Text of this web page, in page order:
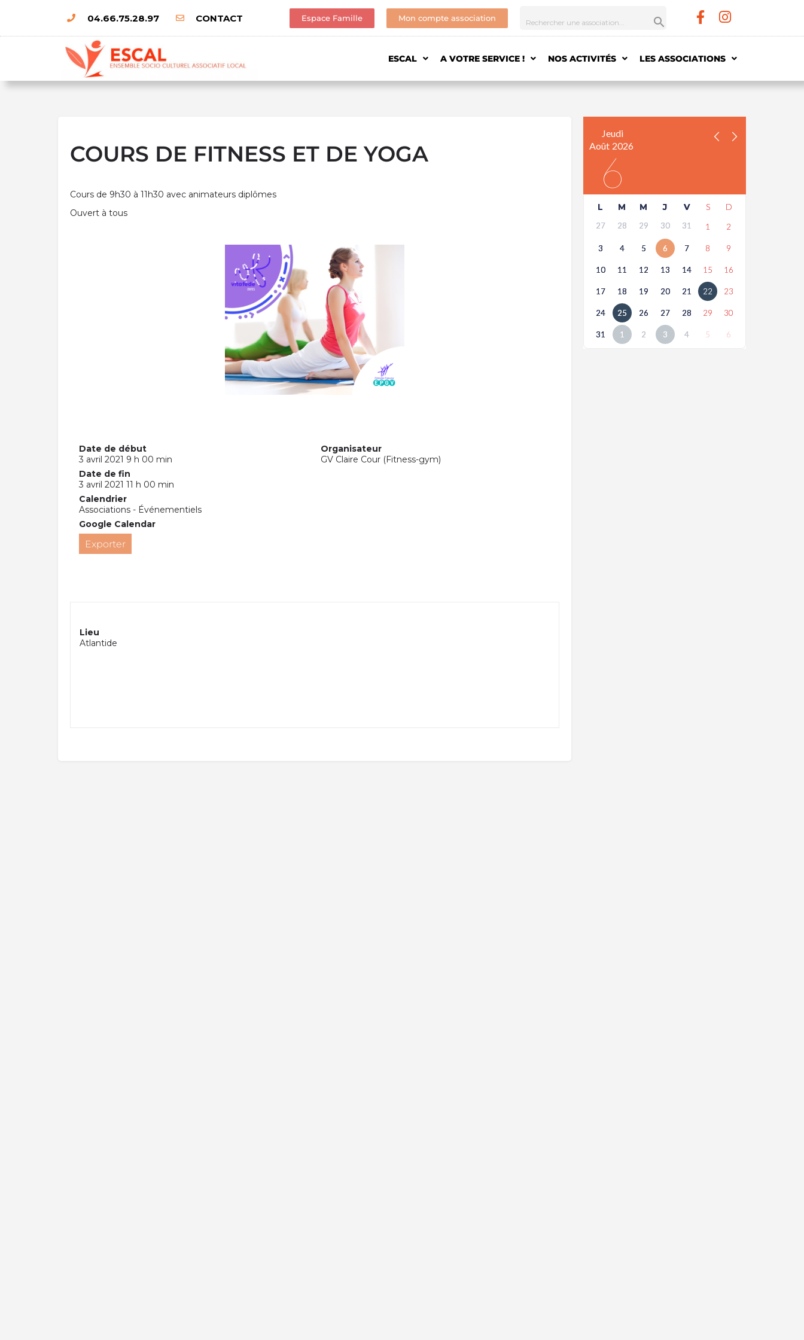
04.66.75.28.97 CONTACT Espace Famille Mon compte association
ESCAL A VOTRE SERVICE ! NOS ACTIVITÉS LES ASSOCIATIONS
COURS DE FITNESS ET DE YOGA
Cours de 9h30 à 11h30 avec animateurs diplômes
Ouvert à tous
Date de début
3 avril 2021 9 h 00 min
Date de fin
3 avril 2021 11 h 00 min
Calendrier
Associations - Événementiels
Google Calendar
Exporter
Organisateur
GV Claire Cour (Fitness-gym)
Lieu
Atlantide
Jeudi
Août 2026
6
L M M J V S D
27 28 29 30 31 1 2
3 4 5 6 7 8 9
10 11 12 13 14 15 16
17 18 19 20 21 22 23
24 25 26 27 28 29 30
31 1 2 3 4 5 6